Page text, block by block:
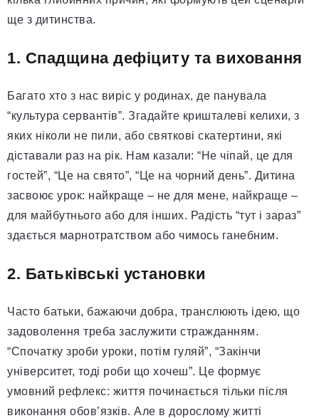
ще з дитинства.
1. Спадщина дефіциту та виховання
Багато хто з нас виріс у родинах, де панувала
“культура сервантів”. Згадайте кришталеві келихи, з
яких ніколи не пили, або святкові скатертини, які
діставали раз на рік. Нам казали: “Не чіпай, це для
гостей”, “Це на свято”, “Це на чорний день”. Дитина
засвоює урок: найкраще – не для мене, найкраще –
для майбутнього або для інших. Радість “тут і зараз”
здається марнотратством або чимось ганебним.
2. Батьківські установки
Часто батьки, бажаючи добра, транслюють ідею, що
задоволення треба заслужити стражданням.
“Спочатку зроби уроки, потім гуляй”, “Закінчи
університет, тоді роби що хочеш”. Це формує
умовний рефлекс: життя починається тільки після
виконання обов’язків. Але в дорослому житті